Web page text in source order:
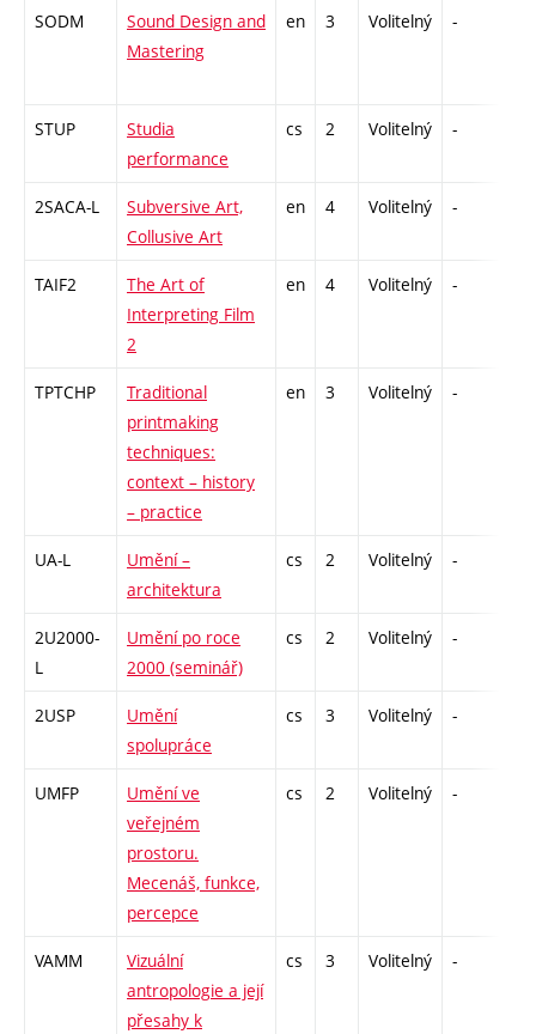
SODM
Sound Design and
Mastering
en 3 Volitelný -
STUP
Studia
performance
cs 2 Volitelný -
2SACA-L
Subversive Art,
Collusive Art
en 4 Volitelný -
TAIF2
The Art of
Interpreting Film
2
en 4 Volitelný -
TPTCHP
Traditional
printmaking
techniques:
context – history
– practice
en 3 Volitelný -
UA-L
Umění –
architektura
cs 2 Volitelný -
2U2000-
L
Umění po roce
2000 (seminář)
cs 2 Volitelný -
2USP
Umění
spolupráce
cs 3 Volitelný -
UMFP
Umění ve
veřejném
prostoru.
Mecenáš, funkce,
percepce
cs 2 Volitelný -
VAMM
Vizuální
antropologie a její
přesahy k
cs 3 Volitelný -